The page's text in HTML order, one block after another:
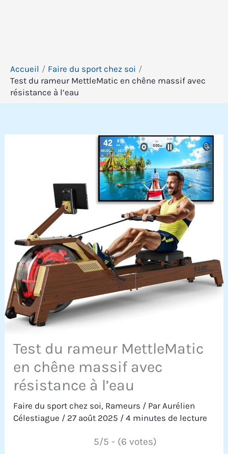
Accueil
Faire du sport chez soi
Test du rameur MettleMatic en chêne massif avec
résistance à l’eau
Test du rameur MettleMatic
en chêne massif avec
résistance à l’eau
Faire du sport chez soi, Rameurs / Par Aurélien
Célestiague / 27 août 2025 /4 minutes de lecture
5/5 - (6 votes)